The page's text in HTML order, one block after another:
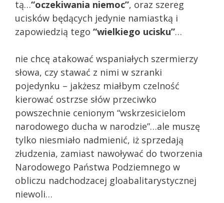
tą…“oczekiwania niemoc”, oraz szereg
ucisków będących jedynie namiastką i
zapowiedzią tego “wielkiego ucisku”…
nie chcę atakować wspaniałych szermierzy
słowa, czy stawać z nimi w szranki
pojedynku – jakżesz miałbym czelność
kierować ostrzse słów przeciwko
powszechnie cenionym “wskrzesicielom
narodowego ducha w narodzie”…ale muszę
tylko niesmiało nadmienić, iż sprzedają
złudzenia, zamiast nawoływać do tworzenia
Narodowego Państwa Podziemnego w
obliczu nadchodzacej gloabalitarystycznej
niewoli…